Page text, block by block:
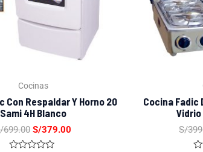
Cocinas
Con Respaldar Y Horno 20
Sami 4H Blanco
699.00 S/379.00
Cocina Fadic
Vidrio
S/